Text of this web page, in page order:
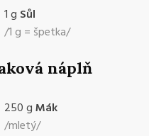
1g Sůl
/1 g = špetka/
náplň
250gMák
/mletý/